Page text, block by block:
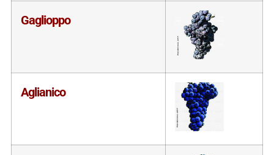
Gaglioppo
Aglianico